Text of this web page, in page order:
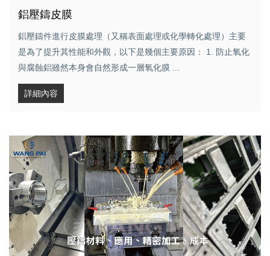
鋁壓鑄皮膜
鋁壓鑄件進行皮膜處理（又稱表面處理或化學轉化處理）主要
是為了提升其性能和外觀，以下是幾個主要原因： 1. 防止氧化
與腐蝕鋁雖然本身會自然形成一層氧化膜 ...
詳細內容